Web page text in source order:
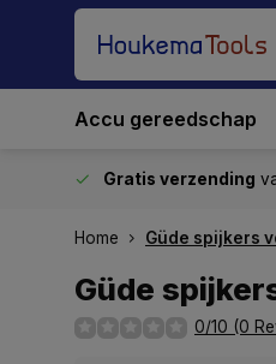
Accu gereedschap
Gratis verzending
Home Güde spijkers
Güde
0/10 (0